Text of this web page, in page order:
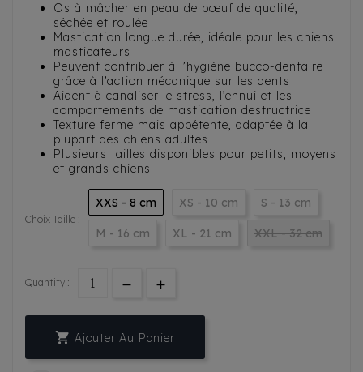
Os à mâcher en peau de bœuf de qualité,
séchée et roulée
Mastication longue durée, idéale pour les chiens
masticateurs
Peuvent contribuer à l’hygiène bucco-dentaire
grâce à l’action mécanique sur les dents
Aident à canaliser le stress, l’ennui et les
comportements de mastication destructrice
Texture ferme mais appétente, adaptée à la
plupart des chiens adultes
Plusieurs tailles disponibles pour petits, moyens
et grands chiens
Choix Taille :
XXS - 8 cm XS - 10 cm S - 13 cm
M - 16 cm XL - 21 cm XXL - 32 cm
Quantity :
 Ajouter Au Panier